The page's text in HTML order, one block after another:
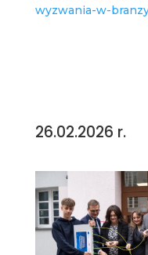
wyzwania-w-
26.02.2026 r.